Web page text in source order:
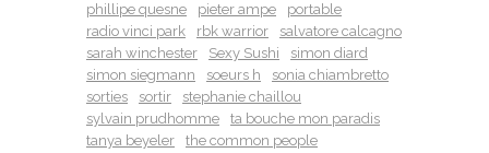
phillipe quesne
pieter ampe
portable
radio vinci park
rbk warrior
salvatore calcagno
sarah winchester
Sexy Sushi
simon diard
simon siegmann
soeurs h
sonia chiambretto
sorties
sortir
stephanie chaillou
sylvain prudhomme
ta bouche mon paradis
tanya beyeler
the common people